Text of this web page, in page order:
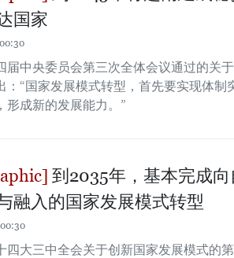
国家
届中央委员会第三次全体会议通过的关
：“国家发展模式转型，首先要实现体制
形成新的发展能力。”
到2035年，基本完成向
融入的国家发展模式转型
四大三中全会关于创新国家发展模式的